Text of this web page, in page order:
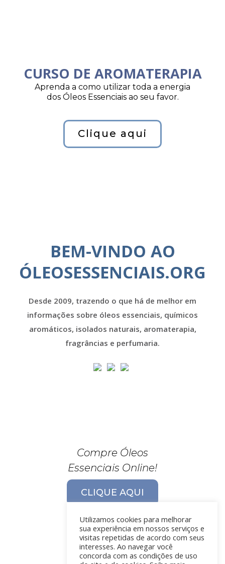
CURSO DE AROMATERAPIA
Aprenda a como utilizar toda a energia
dos Óleos Essenciais ao seu favor.
Clique aqui
BEM-VINDO AO
ÓLEOSESSENCIAIS.ORG
Desde 2009, trazendo o que há de melhor em
informações sobre óleos essenciais, químicos
aromáticos, isolados naturais, aromaterapia,
fragrâncias e perfumaria.
Compre Óleos
Essenciais Online!
CLIQUE AQUI
Utilizamos cookies para melhorar
sua experiência em nossos serviços e
visitas repetidas de acordo com seus
interesses. Ao navegar você
concorda com as condições de uso